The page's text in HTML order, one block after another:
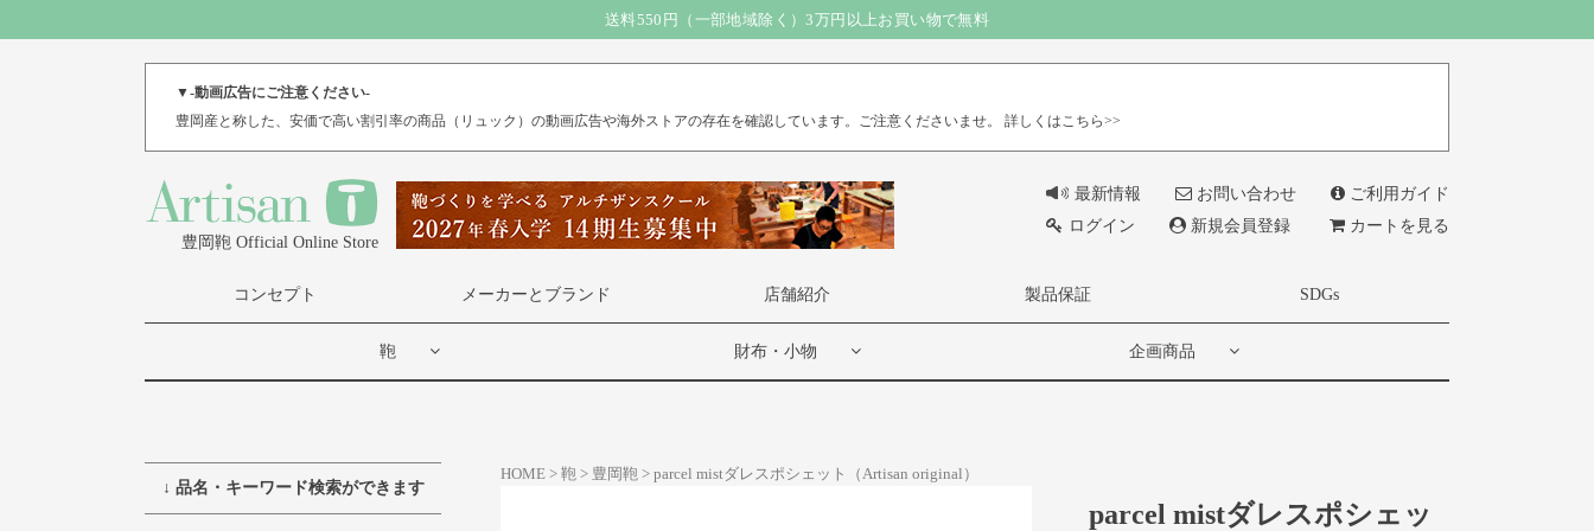
送料550円（一部地域除く）3万円以上お買い物で無料
▼-動画広告にご注意ください-
豊岡産と称した、安価で高い割引率の商品（リュック）の動画広告や海外ストアの存在を確認しています。ご注意くださいませ。 詳しくはこちら>>
豊岡鞄 Official Online Store
最新情報 お問い合わせ
ご利用ガイド
ログイン
新規会員登録 カートを見る
コンセプト メーカーとブランド 店舗紹介 製品保証 SDGs
鞄 財布・小物 企画商品
HOME 鞄 豊岡鞄 parcel mistダレスポシェット（Artisan original）
parcel mistダレスポシェッ
↓ 品名・キーワード検索ができます